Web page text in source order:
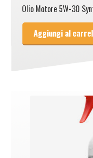
Olio Motore 5W-30
Aggiungi al